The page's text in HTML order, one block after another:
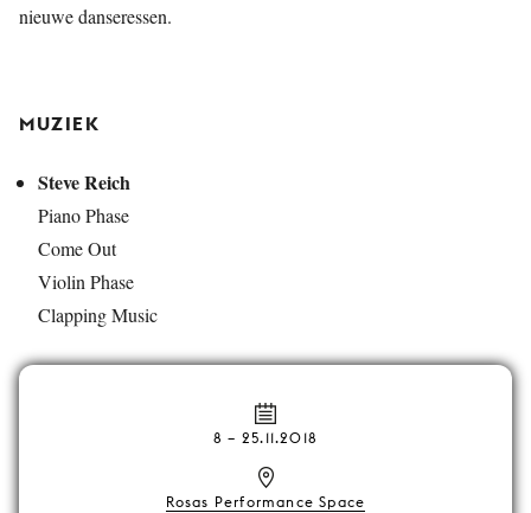
nieuwe danseressen.
MUZIEK
Steve Reich
Piano Phase
Come Out
Violin Phase
Clapping Music
8 – 25.11.2018
Rosas Performance Space